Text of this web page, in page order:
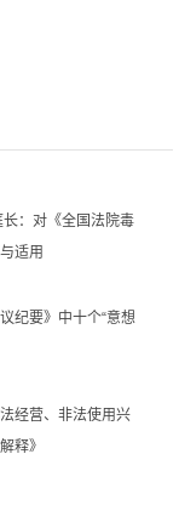
：对《全国法院毒
适用
纪要》中十个“意想
经营、非法使用兴
释》